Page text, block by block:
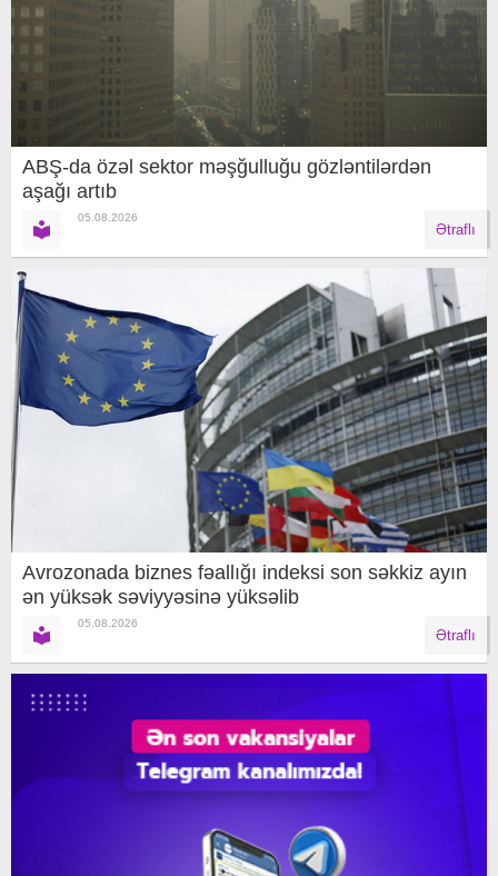
ABŞ-da özəl sektor məşğulluğu gözləntilərdən
aşağı artıb
05.08.2026
Ətraflı
Avrozonada biznes fəallığı indeksi son səkkiz ayın
ən yüksək səviyyəsinə yüksəlib
05.08.2026
Ətraflı